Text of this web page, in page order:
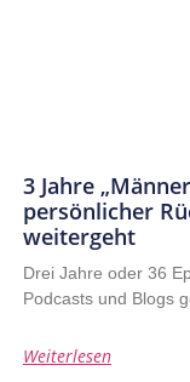
3 Jahre
persönlicher
weitergeht
Drei Jahre oder 36
Podcasts und Blogs
Weiterlesen